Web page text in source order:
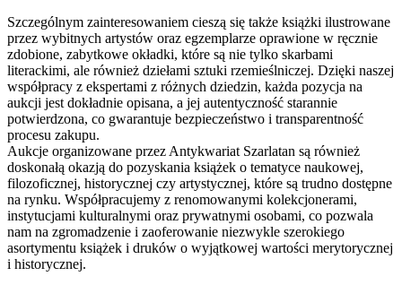
Szczególnym zainteresowaniem cieszą się także książki ilustrowane
przez wybitnych artystów oraz egzemplarze oprawione w ręcznie
zdobione, zabytkowe okładki, które są nie tylko skarbami
literackimi, ale również dziełami sztuki rzemieślniczej. Dzięki naszej
współpracy z ekspertami z różnych dziedzin, każda pozycja na
aukcji jest dokładnie opisana, a jej autentyczność starannie
potwierdzona, co gwarantuje bezpieczeństwo i transparentność
procesu zakupu.
Aukcje organizowane przez Antykwariat Szarlatan są również
doskonałą okazją do pozyskania książek o tematyce naukowej,
filozoficznej, historycznej czy artystycznej, które są trudno dostępne
na rynku. Współpracujemy z renomowanymi kolekcjonerami,
instytucjami kulturalnymi oraz prywatnymi osobami, co pozwala
nam na zgromadzenie i zaoferowanie niezwykle szerokiego
asortymentu książek i druków o wyjątkowej wartości merytorycznej
i historycznej.